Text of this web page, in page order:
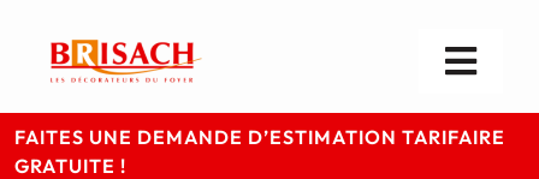
contenu
Les cheminées
FAITES UNE DEMANDE D’ESTIMATION TARIFAIRE
GRATUITE !